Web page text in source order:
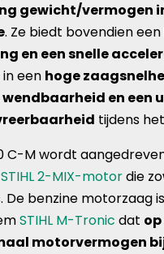
gewicht/vermogen
. Ze biedt bovendien een
en een snelle
een hoge
en een
tijdens
C-M wordt
STIHL 2-MIX-motordie
De benzine motorzaag
STIHL M-Tronic dat
motorvermogen